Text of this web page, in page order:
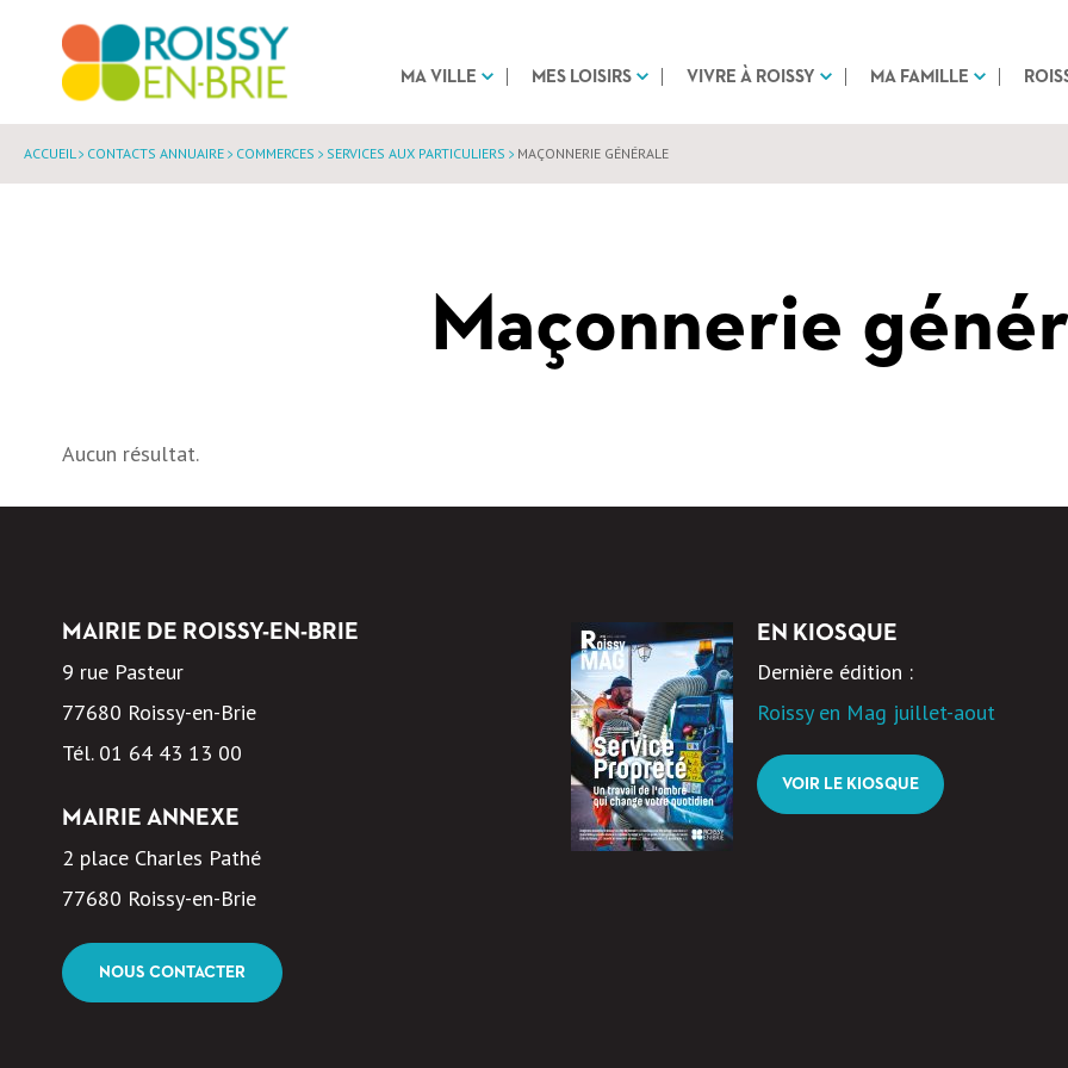
MA VILLE MES LOISIRS VIVRE À ROISSY MA FAMILLE
Maçonnerie
ACCUEIL CONTACTS ANNUAIRE COMMERCES SERVICES AUX PARTICULIERS MAÇONNERIE GÉNÉRALE
Aucun résultat.
MAIRIE DE ROISSY-EN-BRIE
9 rue Pasteur
77680 Roissy-en-Brie
Tél. 01 64 43 13 00
MAIRIE ANNEXE
2 place Charles Pathé
77680 Roissy-en-Brie
NOUS CONTACTER
EN KIOSQUE
Dernière édition :
Roissy en Mag juillet-aout
VOIR LE KIOSQUE